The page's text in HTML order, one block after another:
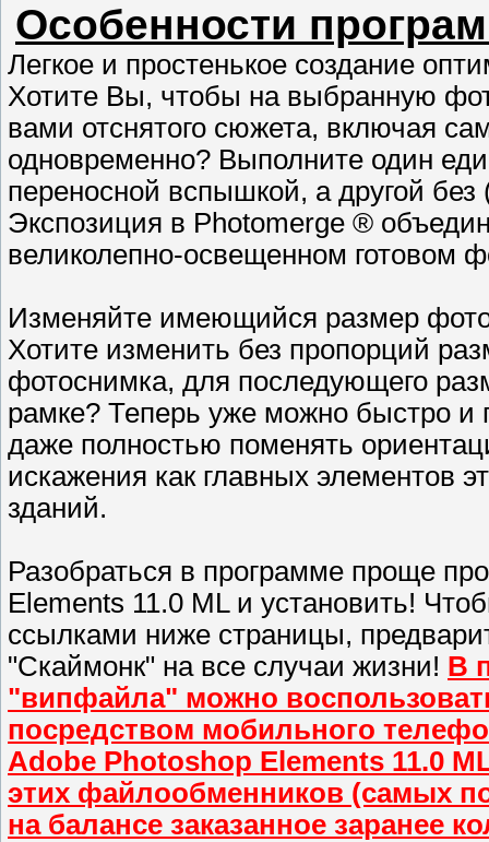
Особенности
Легкое и простенькое создание
Хотите Вы, чтобы на выбранную
вами отснятого сюжета, включая
одновременно? Выполните один
переносной вспышкой, а другой
Экспозиция в Photomerge ®
великолепно-освещенном готовом
Изменяйте имеющийся размер
Хотите изменить без пропорций
фотоснимка, для последующего
рамке? Теперь уже можно быстро
даже полностью поменять
искажения как главных элементов
зданий.
Разобраться в программе проще
Elements 11.0 ML и установить!
ссылками ниже страницы,
"Скаймонк" на все случаи жизни! В
"випфайла" можно
посредством мобильного
Adobe Photoshop Elements 11.0
этих файлообменников (самых
на балансе заказанное заранее